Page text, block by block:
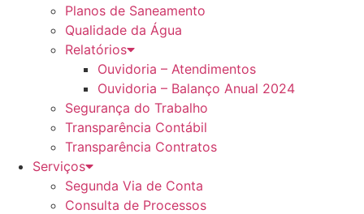
Planos de Saneamento
Qualidade da Água
Relatórios
Ouvidoria – Atendimentos
Ouvidoria – Balanço Anual 2024
Segurança do Trabalho
Transparência Contábil
Transparência Contratos
Serviços
Segunda Via de Conta
Consulta de Processos